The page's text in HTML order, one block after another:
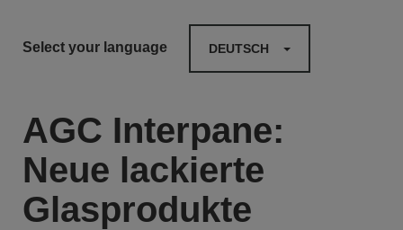
Select your language DEUTSCH
AGC Interpane:
Neue lackierte
Glasprodukte